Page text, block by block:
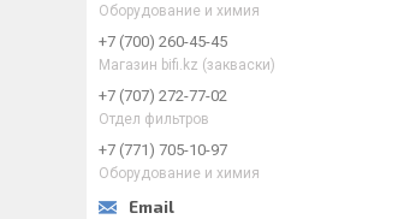
Оборудование и химия
+7 (700) 260-45-45
Магазин bifi.kz (закваски)
+7 (707) 272-77-02
Отдел фильтров
+7 (771) 705-10-97
Оборудование и химия